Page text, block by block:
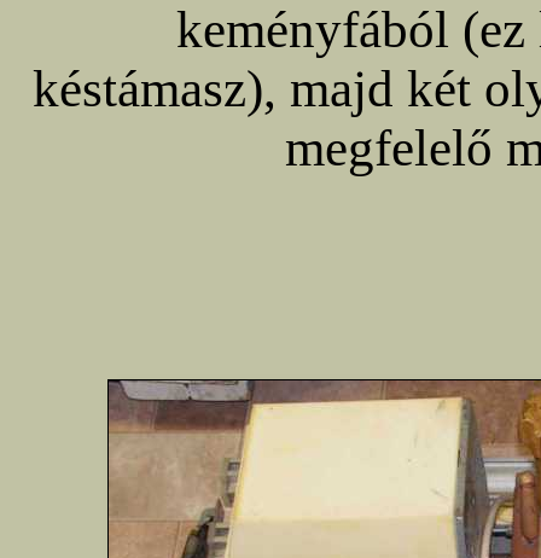
keményfából
késtámasz), majd két
megfelelő